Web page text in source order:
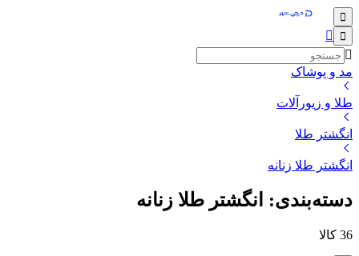
مد و پوشاک
طلا و زیورآلات
انگشتر طلا
انگشتر طلا زنانه
دسته‌بندی: انگشتر طلا زنانه
36 کالا